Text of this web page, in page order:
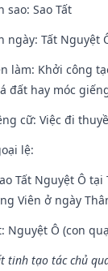
sao: Sao Tất
ngày: Tất Nguyệt
làm: Khởi công
đất hay móc
cữ: Việc đi
lệ:
Tất Nguyệt Ô
Viên ở ngày
Nguyệt Ô (con
tinh tạo tác chủ